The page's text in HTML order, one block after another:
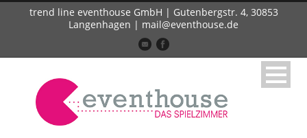
trend line eventhouse GmbH | Gutenbergstr. 4, 30853
Langenhagen | mail@eventhouse.de